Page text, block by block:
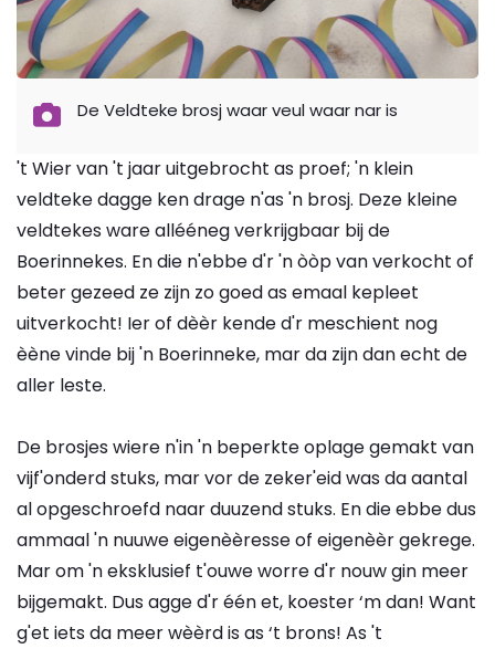
De Veldteke brosj waar veul waar nar is
't Wier van 't jaar uitgebrocht as proef; 'n klein
veldteke dagge ken drage n'as 'n brosj. Deze kleine
veldtekes ware allééneg verkrijgbaar bij de
Boerinnekes. En die n'ebbe d'r 'n òòp van verkocht of
beter gezeed ze zijn zo goed as emaal kepleet
uitverkocht! Ier of dèèr kende d'r meschient nog
èène vinde bij 'n Boerinneke, mar da zijn dan echt de
aller leste.
De brosjes wiere n'in 'n beperkte oplage gemakt van
vijf'onderd stuks, mar vor de zeker'eid was da aantal
al opgeschroefd naar duuzend stuks. En die ebbe dus
ammaal 'n nuuwe eigenèèresse of eigenèèr gekrege.
Mar om 'n eksklusief t'ouwe worre d'r nouw gin meer
bijgemakt. Dus agge d'r één et, koester ‘m dan! Want
g'et iets da meer wèèrd is as ‘t brons! As 't